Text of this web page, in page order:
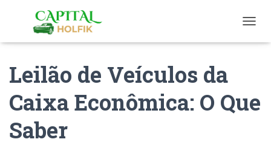
O
N
A
Leilão de Veículos da
Caixa Econômica: O Que
Saber